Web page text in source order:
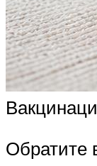
Обратите